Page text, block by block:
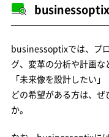
businessoptixでは、プ
グ、変革の分析や計画な
「未来像を設計したい
どの希望がある方は、
か。